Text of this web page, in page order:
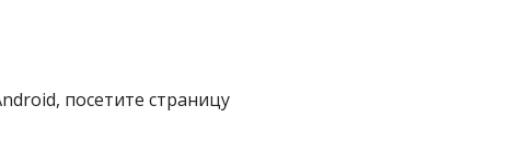
посетите страницу